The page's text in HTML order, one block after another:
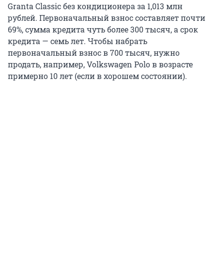
Granta Classic без кондиционера за 1,013 млн
рублей. Первоначальный взнос составляет почти
69%, сумма кредита чуть более 300 тысяч, а срок
кредита — семь лет. Чтобы набрать
первоначальный взнос в 700 тысяч, нужно
продать, например, Volkswagen Polo в возрасте
примерно 10 лет (если в хорошем состоянии).